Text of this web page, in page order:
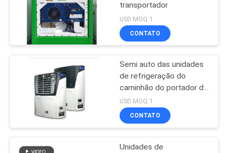
transportador
USD MOQ:1
CONTATO
Semi auto das unidades
de refrigeração do
caminhão do portador do
reboque - vetor posto
1550
USD MOQ:1
CONTATO
Unidades de